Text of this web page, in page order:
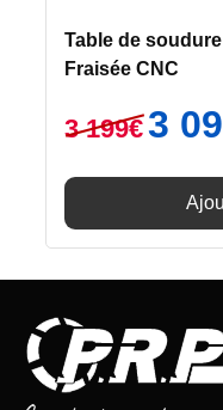
Table de
Fraisée CNC
3 199€
Le
prix
était :
199€.
3